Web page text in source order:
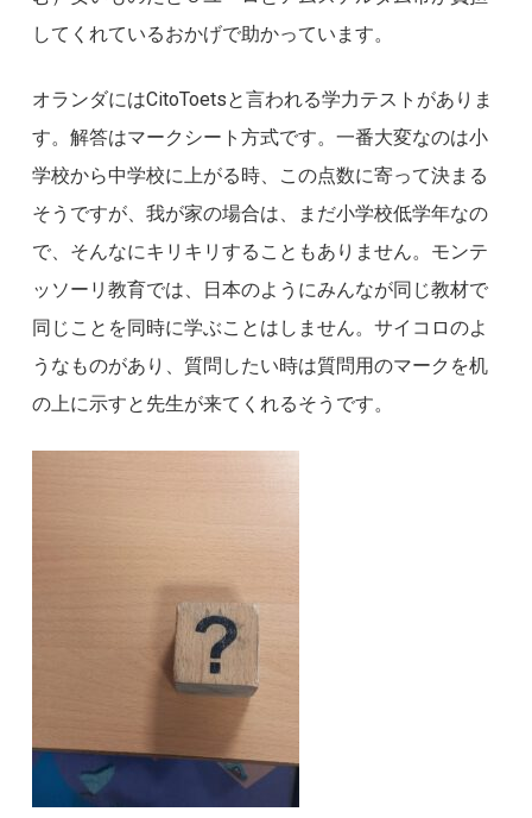
してくれているおかげで助かっています。
オランダにはCitoToetsと言われる学力テストがありま
す。解答はマークシート方式です。一番大変なのは小
学校から中学校に上がる時、この点数に寄って決まる
そうですが、我が家の場合は、まだ小学校低学年なの
で、そんなにキリキリすることもありません。モンテ
ッソーリ教育では、日本のようにみんなが同じ教材で
同じことを同時に学ぶことはしません。サイコロのよ
うなものがあり、質問したい時は質問用のマークを机
の上に示すと先生が来てくれるそうです。